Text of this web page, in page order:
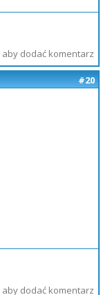
aby dodać komentarz
#20
aby dodać komentarz